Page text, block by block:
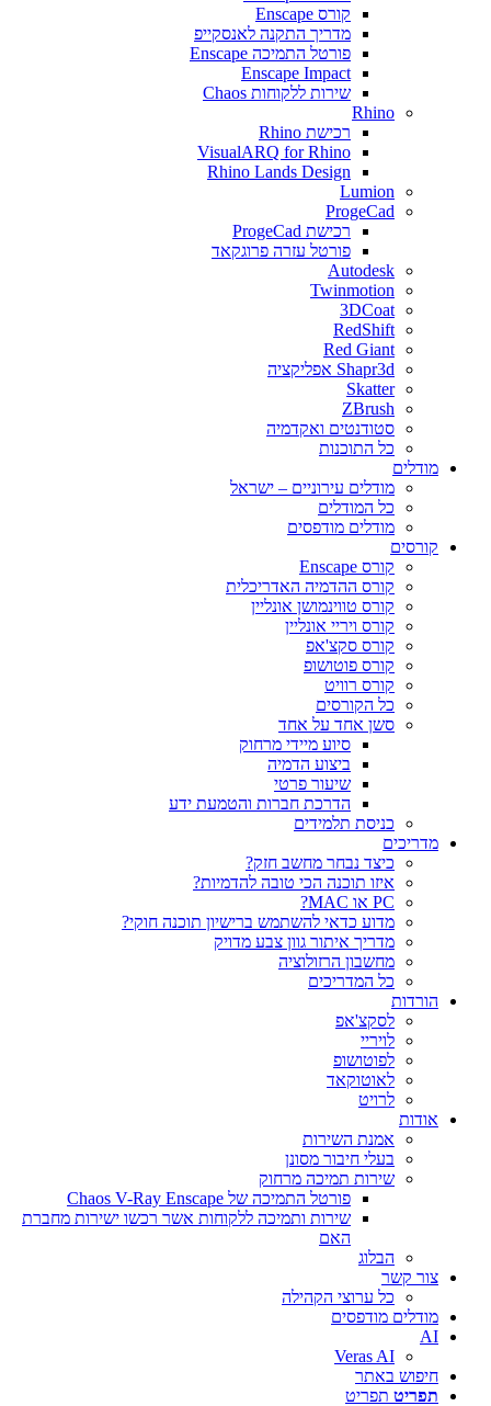
קורס Enscape
מדריך התקנה לאנסקייפ
פורטל התמיכה Enscape
Enscape Impact
שירות ללקוחות Chaos
Rhino
רכישת Rhino
VisualARQ for Rhino
Rhino Lands Design
Lumion
ProgeCad
רכישת ProgeCad
פורטל עזרה פרוגקאד
Autodesk
Twinmotion
3DCoat
RedShift
Red Giant
Shapr3d אפליקציה
Skatter
ZBrush
סטודנטים ואקדמיה
כל התוכנות
מודלים
מודלים עירוניים – ישראל
כל המודלים
מודלים מודפסים
קורסים
קורס Enscape
קורס ההדמיה האדריכלית
קורס טווינמושן אונליין
קורס ויריי אונליין
קורס סקצ'אפ
קורס פוטושופ
קורס רוויט
כל הקורסים
סשן אחד על אחד
סיוע מיידי מרחוק
ביצוע הדמיה
שיעור פרטי
הדרכת חברות והטמעת ידע
כניסת תלמידים
מדריכים
כיצד נבחר מחשב חזק?
איזו תוכנה הכי טובה להדמיות?‎‎
PC או MAC?
מדוע כדאי להשתמש ברישיון תוכנה חוקי?
מדריך איתור גוון צבע מדויק
מחשבון הרזולוציה
כל המדריכים
הורדות
לסקצ'אפ
לויריי
לפוטושופ
לאוטוקאד
לרויט
אודות
אמנת השירות
בעלי חיבור מסונן
שירות תמיכה מרחוק
פורטל התמיכה של Chaos V-Ray Enscape
שירות ותמיכה ללקוחות אשר רכשו ישירות מחברת
האם
הבלוג
צור קשר
כל ערוצי הקהילה
מודלים מודפסים
AI
Veras AI
חיפוש באתר
תפריט תפריט